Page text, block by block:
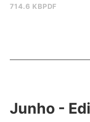
714.6 KBPDF
Junho -